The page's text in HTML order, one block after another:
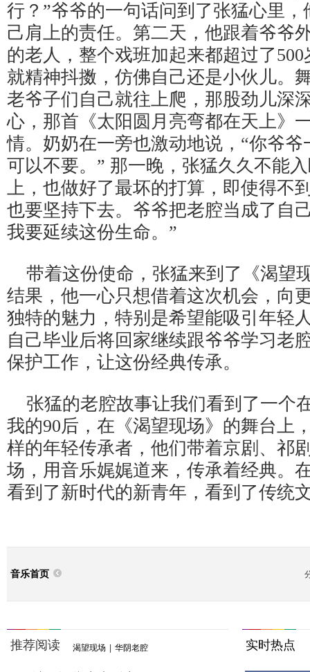
行？”爷爷的一句话问到了张猛心里
己肩上的责任。第二天，他跟着爷爷
的老人，整个戏班加起来都超过了
就精神抖擞，仿佛自己还是小伙儿。
老爷子们自己就往上爬，那股劲儿深
心，那首《太阳圆月亮弯都在天上》
情。奶奶在一旁也激动地说，“你爷
可以不要。” 那一晚，张猛久久不能
上，也做好了最坏的打算，即使得不
也要坚持下去。爷爷把老腔当成了自
我要延续这份生命。”
带着这份使命，张猛来到了《渴望
结果，他一心只想借着这次机会，向
独特的魅力，特别是希望能吸引年轻
自己毕业后将回家继续跟爷爷学习老
保护工作，让这份经典传承。
张猛的老腔故事让我们看到了一个
我的90后，在《渴望现场》的舞台上
样的年轻传承者，他们带着京剧、祁
场，用音乐娓娓道来，传承着经典。
看到了新时代的新青年，看到了传统
音乐首页
推荐阅读 渴望现场 华阴老腔 实时热点